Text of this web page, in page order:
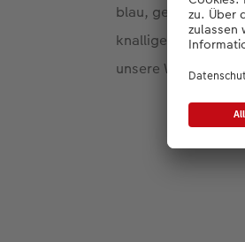
blau, gelb oder
knalligen Blickfang
unsere